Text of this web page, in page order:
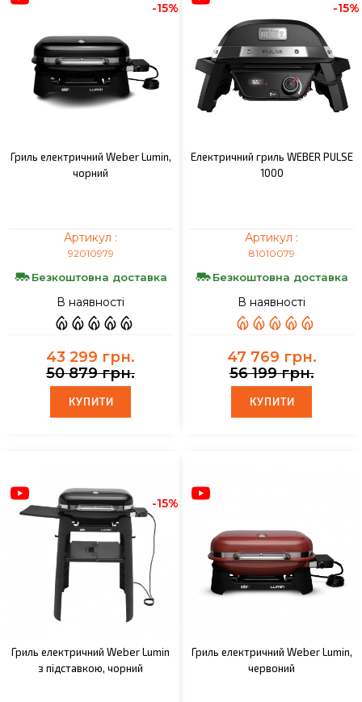
-15%
Гриль електричний Weber Lumin,
чорний
Артикул :
92010979
Безкоштовна доставка
В наявності
43 299 грн.
50 879 грн.
КУПИТИ
КУПИТИ
-15%
Електричний гриль WEBER PULSE
1000
Артикул :
81010079
Безкоштовна доставка
В наявності
47 769 грн.
56 199 грн.
КУПИТИ
КУПИТИ
-15%
Гриль електричний Weber Lumin
з підставкою, чорний
Гриль електричний Weber Lumin,
червоний